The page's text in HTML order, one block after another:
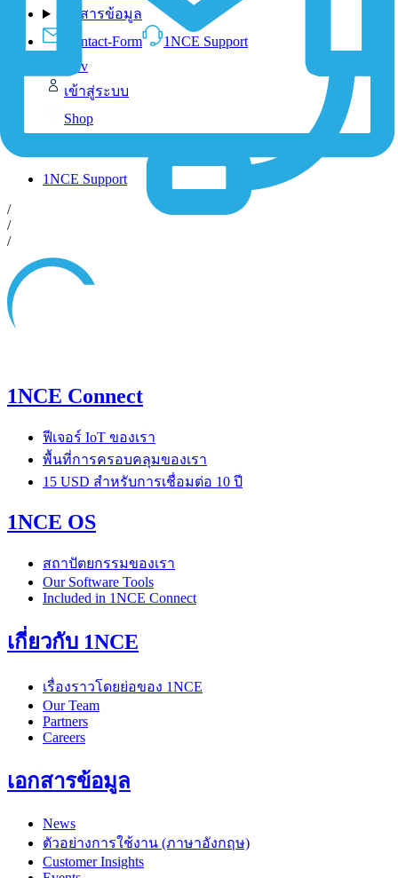
เอกสารข้อมูล
Contact-Form
1NCE Support
Dev
เข้าสู่ระบบ
Shop
1NCE Support
/
/
/
1NCE Connect
ฟีเจอร์ IoT ของเรา
พื้นที่การครอบคลุมของเรา
15 USD สำหรับการเชื่อมต่อ 10 ปี
1NCE OS
สถาปัตยกรรมของเรา
Our Software Tools
Included in 1NCE Connect
เกี่ยวกับ 1NCE
เรื่องราวโดยย่อของ 1NCE
Our Team
Partners
Careers
เอกสารข้อมูล
News
ตัวอย่างการใช้งาน (ภาษาอังกฤษ)
Customer Insights